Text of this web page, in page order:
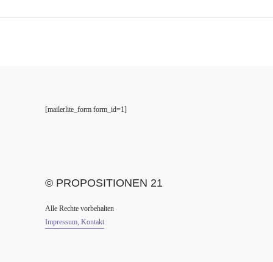
[mailerlite_form form_id=1]
© PROPOSITIONEN 21
Alle Rechte vorbehalten
Impressum, Kontakt